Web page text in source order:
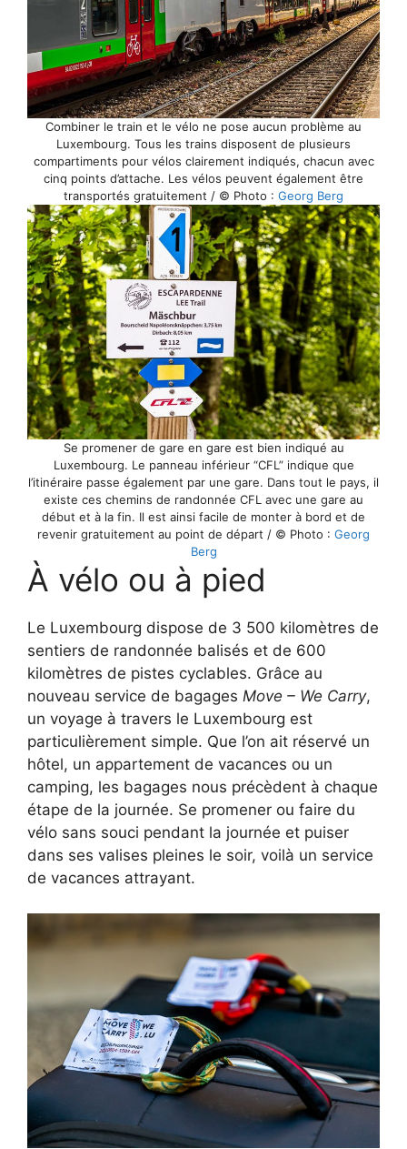
Combiner le train et le vélo ne pose aucun problème au
Luxembourg. Tous les trains disposent de plusieurs
compartiments pour vélos clairement indiqués, chacun avec
cinq points d’attache. Les vélos peuvent également être
transportés gratuitement / © Photo : Georg Berg
Se promener de gare en gare est bien indiqué au
Luxembourg. Le panneau inférieur “CFL” indique que
l’itinéraire passe également par une gare. Dans tout le pays, il
existe ces chemins de randonnée CFL avec une gare au
début et à la fin. Il est ainsi facile de monter à bord et de
revenir gratuitement au point de départ / © Photo : Georg
Berg
À vélo ou à pied
Le Luxembourg dispose de 3 500 kilomètres de
sentiers de randonnée balisés et de 600
kilomètres de pistes cyclables. Grâce au
nouveau service de bagages Move – We Carry,
un voyage à travers le Luxembourg est
particulièrement simple. Que l’on ait réservé un
hôtel, un appartement de vacances ou un
camping, les bagages nous précèdent à chaque
étape de la journée. Se promener ou faire du
vélo sans souci pendant la journée et puiser
dans ses valises pleines le soir, voilà un service
de vacances attrayant.